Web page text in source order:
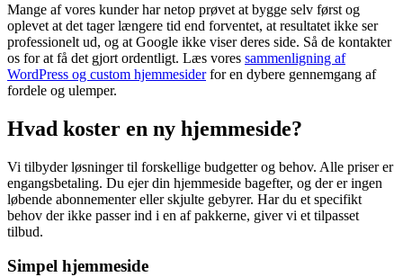
Mange af vores kunder har netop prøvet at bygge selv først og
oplevet at det tager længere tid end forventet, at resultatet ikke ser
professionelt ud, og at Google ikke viser deres side. Så de kontakter
os for at få det gjort ordentligt. Læs vores sammenligning af
WordPress og custom hjemmesider for en dybere gennemgang af
fordele og ulemper.
Hvad koster en ny hjemmeside?
Vi tilbyder løsninger til forskellige budgetter og behov. Alle priser er
engangsbetaling. Du ejer din hjemmeside bagefter, og der er ingen
løbende abonnementer eller skjulte gebyrer. Har du et specifikt
behov der ikke passer ind i en af pakkerne, giver vi et tilpasset
tilbud.
Simpel hjemmeside